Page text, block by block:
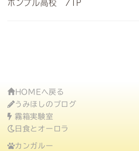
ボンプル高校 7TP
HOMEへ戻る
うみほしのブログ
霧箱実験室
日食とオーロラ
カンガルー